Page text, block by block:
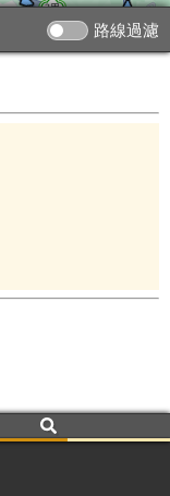
路線過濾